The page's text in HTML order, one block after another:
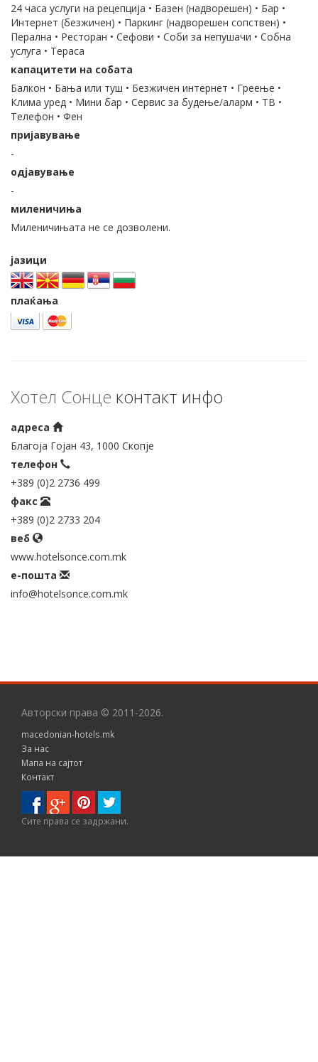
24 часа услуги на рецепција • Базен (надворешен) • Бар •
Интернет (безжичен) • Паркинг (надворешен сопствен) •
Перална • Ресторан • Сефови • Соби за непушачи • Собна
услуга • Тераса
капацитети на собата
Балкон • Бања или туш • Безжичен интернет • Греење •
Клима уред • Мини бар • Сервис за будење/аларм • ТВ •
Телефон • Фен
пријавување
-
одјавување
-
миленичиња
Миленичињата не се дозволени.
јазици
плаќања
Хотел Сонце контакт инфо
адреса
Благоја Гојан 43, 1000 Скопје
телефон
+389 (0)2 2736 499
факс
+389 (0)2 2733 204
веб
www.hotelsonce.com.mk
е-пошта
info@hotelsonce.com.mk
Авторски права © 2011-2026.
macedonian-hotels.mk
За нас
Мапа на сајтот
Контакт
Сите правa се задржани.